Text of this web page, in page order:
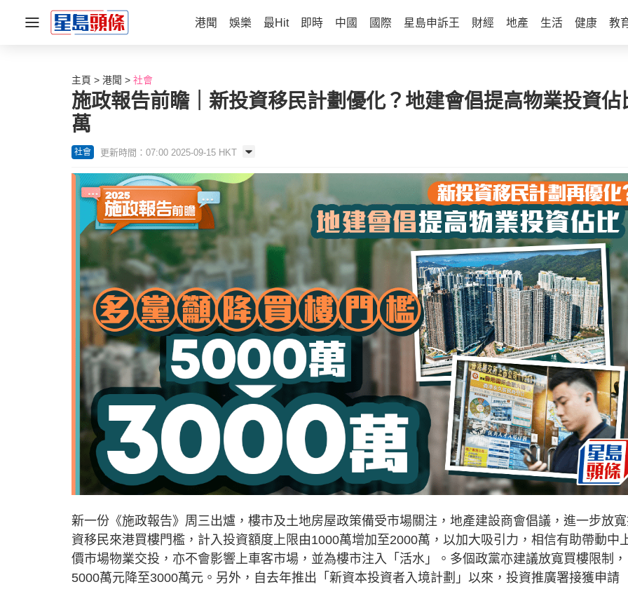
港聞 娛樂 最Hit 即時 中國 國際 星島申訴王 財經 地產 生活 健康 教
主頁 港聞 社會
施政報告前瞻｜新投資移民計劃優化？地建會倡提高物業投資
萬
社會 更新時間：07:00 2025-09-15 HKT
新一份《施政報告》周三出爐，樓市及土地房屋政策備受市場關注，地產建設商會倡議，進一步放
資移民來港買樓門檻，計入投資額度上限由1000萬增加至2000萬，以加大吸引力，相信有助帶動中
價市場物業交投，亦不會影響上車客市場，並為樓市注入「活水」。多個政黨亦建議放寬買樓限制
5000萬元降至3000萬元。另外，自去年推出「新資本投資者入境計劃」以來，投資推廣署接獲申請